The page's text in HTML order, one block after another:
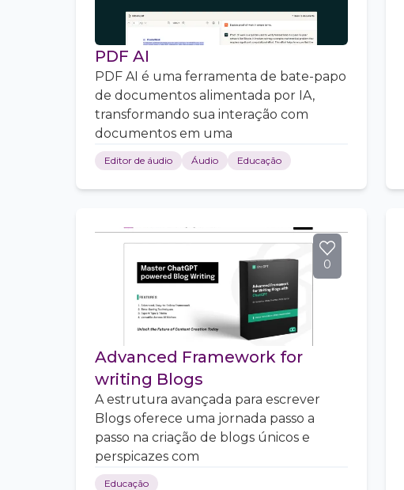
PDF AI
PDF AI é uma ferramenta de bate-papo
de documentos alimentada por IA,
transformando sua interação com
documentos em uma
Editor de áudio Áudio Educação
0
Advanced Framework for
writing Blogs
A estrutura avançada para escrever
Blogs oferece uma jornada passo a
passo na criação de blogs únicos e
perspicazes com
Educação